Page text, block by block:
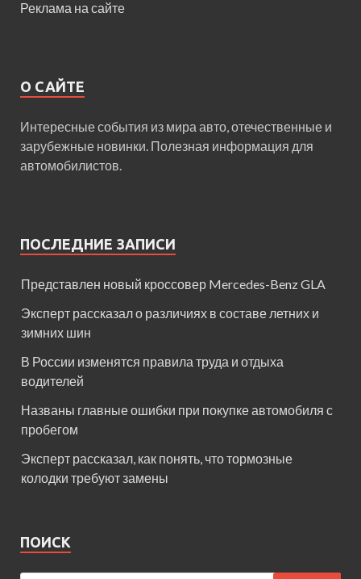
Реклама на сайте
О САЙТЕ
Интересные события из мира авто, отечественные и
зарубежные новинки. Полезная информация для
автомобилистов.
ПОСЛЕДНИЕ ЗАПИСИ
Представлен новый кроссовер Mercedes-Benz GLA
Эксперт рассказал о различиях в составе летних и
зимних шин
В России изменятся правила труда и отдыха
водителей
Названы главные ошибки при покупке автомобиля с
пробегом
Эксперт рассказал, как понять, что тормозные
колодки требуют замены
ПОИСК